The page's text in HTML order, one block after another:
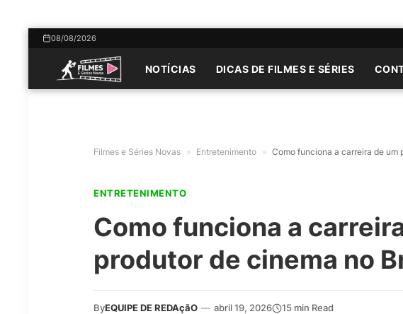
08/08/2026
NOTÍCIAS DICAS DE FILMES E SÉRIES
Filmes e Séries Novas » Entretenimento » Como funciona a carreira de um
ENTRETENIMENTO
Como funciona a
produtor de cinema no
ByEQUIPE DE REDAçãO — abril 19, 2026 15 min Read